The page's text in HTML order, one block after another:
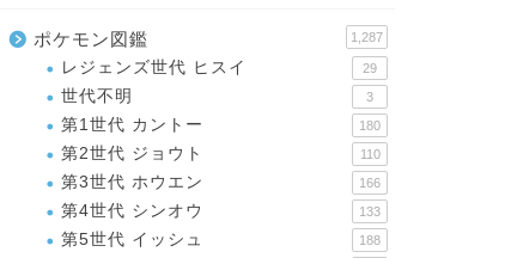
ポケモン図鑑 1,287
レジェンズ世代 ヒスイ 29
世代不明 3
第1世代 カントー 180
第2世代 ジョウト 110
第3世代 ホウエン 166
第4世代 シンオウ 133
第5世代 イッシュ 188